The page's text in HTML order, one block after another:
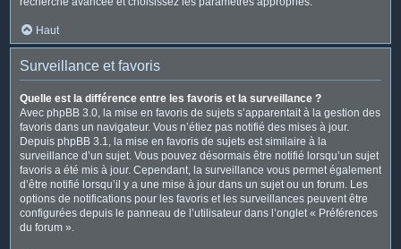
Haut
Surveillance et favoris
Quelle est la différence entre les favoris et la surveillance ?
Avec phpBB 3.0, la mise en favoris de sujets s’apparentait à la gestion des
favoris dans un navigateur. Vous n’étiez pas notifié des mises à jour.
Depuis phpBB 3.1, la mise en favoris de sujets est similaire à la
surveillance d’un sujet. Vous pouvez désormais être notifié lorsqu’un sujet
favoris a été mis à jour. Cependant, la surveillance vous permet également
d’être notifié lorsqu’il y a une mise à jour dans un sujet ou un forum. Les
options de notifications pour les favoris et les surveillances peuvent être
configurées depuis le panneau de l’utilisateur dans l’onglet « Préférences
du forum ».